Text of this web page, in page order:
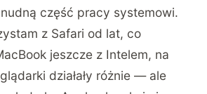
część pracy systemowi.
z Safari od lat, co
jeszcze z Intelem, na
działały różnie — ale